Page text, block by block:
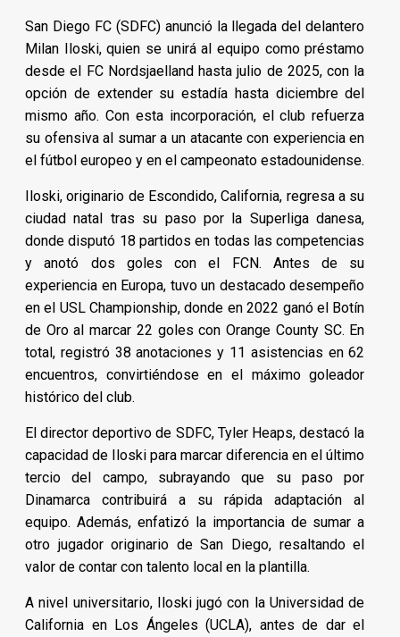
San Diego FC (SDFC) anunció la llegada del delantero
Milan Iloski, quien se unirá al equipo como préstamo
desde el FC Nordsjaelland hasta julio de 2025, con la
opción de extender su estadía hasta diciembre del
mismo año. Con esta incorporación, el club refuerza
su ofensiva al sumar a un atacante con experiencia en
el fútbol europeo y en el campeonato estadounidense.
Iloski, originario de Escondido, California, regresa a su
ciudad natal tras su paso por la Superliga danesa,
donde disputó 18 partidos en todas las competencias
y anotó dos goles con el FCN. Antes de su
experiencia en Europa, tuvo un destacado desempeño
en el USL Championship, donde en 2022 ganó el Botín
de Oro al marcar 22 goles con Orange County SC. En
total, registró 38 anotaciones y 11 asistencias en 62
encuentros, convirtiéndose en el máximo goleador
histórico del club.
El director deportivo de SDFC, Tyler Heaps, destacó la
capacidad de Iloski para marcar diferencia en el último
tercio del campo, subrayando que su paso por
Dinamarca contribuirá a su rápida adaptación al
equipo. Además, enfatizó la importancia de sumar a
otro jugador originario de San Diego, resaltando el
valor de contar con talento local en la plantilla.
A nivel universitario, Iloski jugó con la Universidad de
California en Los Ángeles (UCLA), antes de dar el